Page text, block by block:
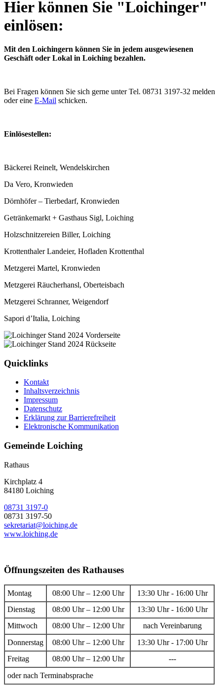
Hier können Sie "Loichinger"
einlösen:
Mit den Loichingern können Sie in jedem ausgewiesenen
Geschäft oder Lokal in Loiching bezahlen.
Bei Fragen können Sie sich gerne unter Tel. 08731 3197-32 melden
oder eine E-Mail schicken.
Einlösestellen:
Bäckerei Reinelt, Wendelskirchen
Da Vero, Kronwieden
Dörnhöfer – Tierbedarf, Kronwieden
Getränkemarkt + Gasthaus Sigl, Loiching
Holzschnitzereien Biller, Loiching
Krottenthaler Landeier, Hofladen Krottenthal
Metzgerei Martel, Kronwieden
Metzgerei Räucherhansl, Oberteisbach
Metzgerei Schranner, Weigendorf
Sapori d’Italia, Loiching
Quicklinks
Kontakt
Inhaltsverzeichnis
Impressum
Datenschutz
Erklärung zur Barrierefreiheit
Elektronische Kommunikation
Gemeinde Loiching
Rathaus
Kirchplatz 4
84180 Loiching
08731 3197-0
08731 3197-50
sekretariat@loiching.de
www.loiching.de
Öffnungszeiten des Rathauses
Montag 08:00 Uhr – 12:00 Uhr
13:30 Uhr - 16:00 Uhr
Dienstag
08:00 Uhr – 12:00 Uhr
13:30 Uhr - 16:00 Uhr
Mittwoch
08:00 Uhr – 12:00 Uhr
nach Vereinbarung
Donnerstag
08:00 Uhr – 12:00 Uhr
13:30 Uhr - 17:00 Uhr
Freitag
08:00 Uhr – 12:00 Uhr
---
oder nach Terminabsprache